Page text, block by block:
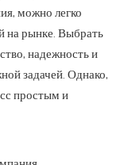
можно легко
на рынке. Выбрать
надежность и
задачей. Однако,
простым и